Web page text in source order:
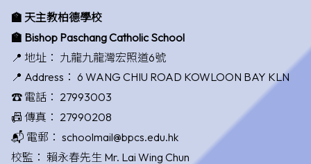
🏫 天主教柏德學校
🏫 Bishop Paschang Catholic School
📍 地址： 九龍九龍灣宏照道6號
📍 Address： 6 WANG CHIU ROAD KOWLOON BAY KLN
☎️ 電話： 27993003
📠 傳真： 27990208
📬 電郵： schoolmail@bpcs.edu.hk
校監： 賴永春先生 Mr. Lai Wing Chun